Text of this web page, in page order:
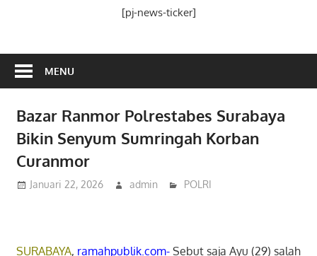
[pj-news-ticker]
MENU
Bazar Ranmor Polrestabes Surabaya
Bikin Senyum Sumringah Korban
Curanmor
Januari 22, 2026 admin POLRI
SURABAYA, ramahpublik.com-Sebut saja Ayu (29) salah